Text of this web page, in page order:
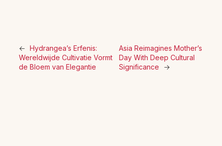
← Hydrangea’s Erfenis:
Wereldwijde Cultivatie Vormt
de Bloem van Elegantie
Asia Reimagines Mother’s
Day With Deep Cultural
Significance
→